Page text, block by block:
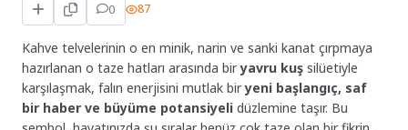
0 87
Kahve telvelerinin o en minik, narin ve sanki kanat çırpmaya
hazırlanan o taze hatları arasında biryavru kuş silüetiyle
karşılaşmak, falın enerjisini mutlak biryeni başlangıç, saf
bir haber ve büyüme potansiyeli düzlemine taşır. Bu